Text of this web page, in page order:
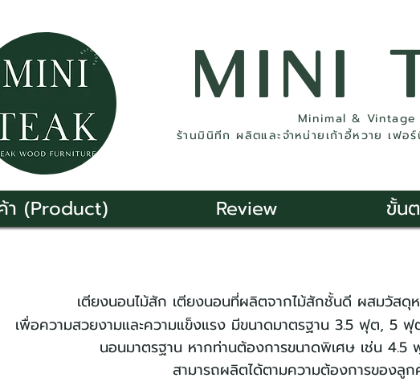
MINI
Minimal &
ร้านมินิทีก ผลิตและจำหน่ายเก้าอี้หวาย เฟอ
า (Product) Review ขั้น
เตียงนอนไม้สัก เตียงนอนที่ผลิตจากไม้สักชั้นดี ผสมวัสดุหวา
เพื่อความสวยงามและความแข็งแรง มีขนาดมาตรฐาน 3.5 ฟุต, 5
นอนมาตรฐาน หากท่านต้องการขนาดพิเศษ เช่น
สามารถผลิตได้ตามความต้องการของลูก